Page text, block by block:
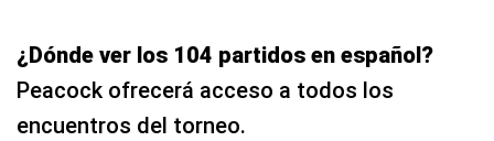
¿Dónde ver los 104 partidos en español?
Peacock ofrecerá acceso a todos los
encuentros del torneo.